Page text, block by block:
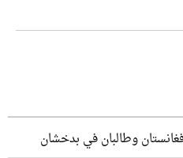
وطالبان في بدخشان